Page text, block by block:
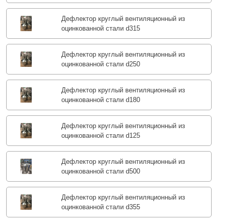
Дефлектор круглый вентиляционный из
оцинкованной стали d315
Дефлектор круглый вентиляционный из
оцинкованной стали d250
Дефлектор круглый вентиляционный из
оцинкованной стали d180
Дефлектор круглый вентиляционный из
оцинкованной стали d125
Дефлектор круглый вентиляционный из
оцинкованной стали d500
Дефлектор круглый вентиляционный из
оцинкованной стали d355